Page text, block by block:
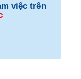
việc trên